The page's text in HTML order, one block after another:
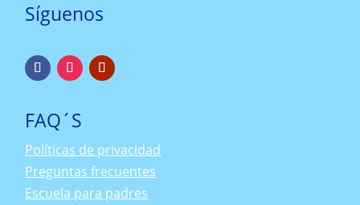
Síguenos
FAQ´S
Políticas de privacidad
Preguntas frecuentes
Escuela para padres